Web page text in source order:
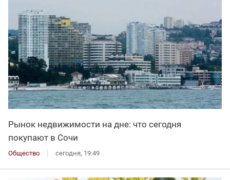
Рынок недвижимости на дне: что сегодня
покупают в Сочи
Общество сегодня, 19:49